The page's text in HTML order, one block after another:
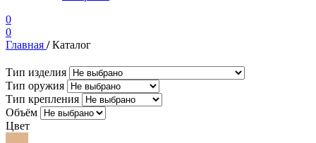
0
0
Главная / Каталог
Тип изделия
Тип оружия
Тип крепления
Объём
Цвет